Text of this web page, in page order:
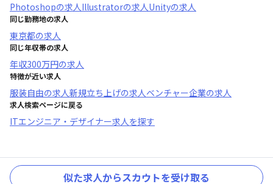
Photoshopの求人Illustratorの求人Unityの求人
同じ勤務地の求人
東京都の求人
同じ年収帯の求人
年収300万円の求人
特徴が近い求人
服装自由の求人新規立ち上げの求人ベンチャー企業の求人
求人検索ページに戻る
ITエンジニア・デザイナー求人を探す
似た求人からスカウトを受け取る